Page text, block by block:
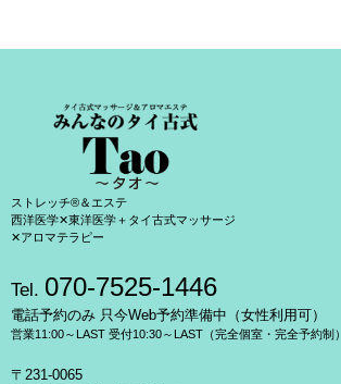
ストレッチ®＆エステ
西洋医学✕東洋医学＋タイ古式マッサージ
✕アロマテラピー
Tel. 070-7525-1446
電話予約のみ 只今Web予約準備中（女性利用可）
営業11:00～LAST 受付10:30～LAST（完全個室・完全予約制）
〒231-0065